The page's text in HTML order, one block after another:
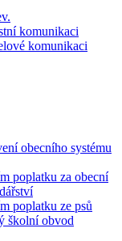
komunikaci
komunikaci
obecního systému
poplatku za obecní
poplatku ze psů
školní obvod